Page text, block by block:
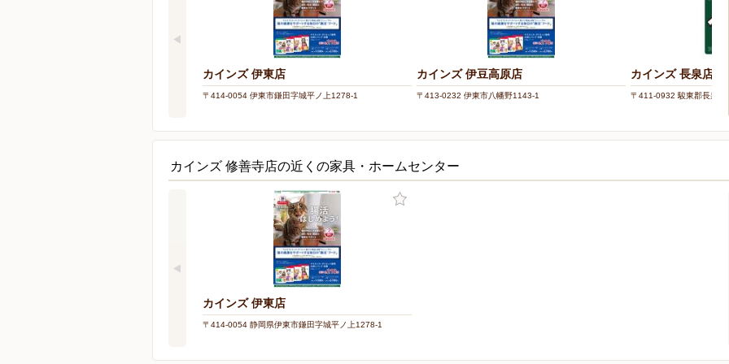
カインズ 伊東店
〒414-0054 伊東市鎌田字城平ノ上1278-1
カインズ 伊豆高原店
〒413-0232 伊東市八幡野1143-1
カインズ 長泉店
〒411-0932 駿東郡長泉町
カインズ 修善寺店の近くの家具・ホームセンター
カインズ 伊東店
〒414-0054 静岡県伊東市鎌田字城平ノ上1278-1